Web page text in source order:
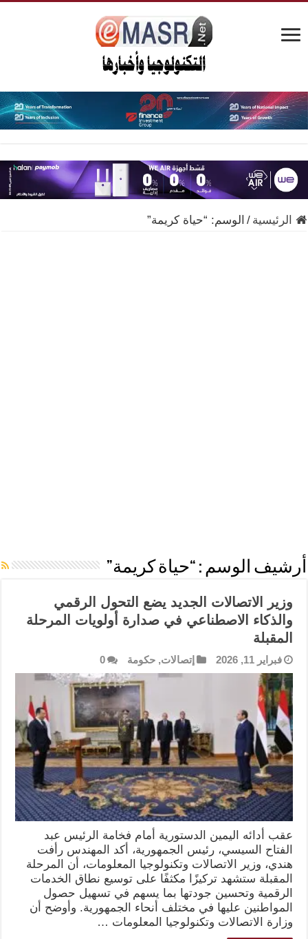
الرئيسية / الوسم: “حياة كريمة”
أرشيف الوسم : “حياة كريمة”
وزير الاتصالات الجديد يضع التحول الرقمي
والذكاء الاصطناعي في صدارة أولويات المرحلة
المقبلة
فبراير 11, 2026 إتصالات,حكومة 0
عقب أدائه اليمين الدستورية أمام فخامة الرئيس عبد
الفتاح السيسي، رئيس الجمهورية، أكد المهندس رأفت
هندي، وزير الاتصالات وتكنولوجيا المعلومات، أن المرحلة
المقبلة ستشهد تركيزًا مكثفًا على توسيع نطاق الخدمات
الرقمية وتحسين جودتها بما يسهم في تسهيل حصول
المواطنين عليها في مختلف أنحاء الجمهورية. وأوضح أن
وزارة الاتصالات وتكنولوجيا المعلومات …